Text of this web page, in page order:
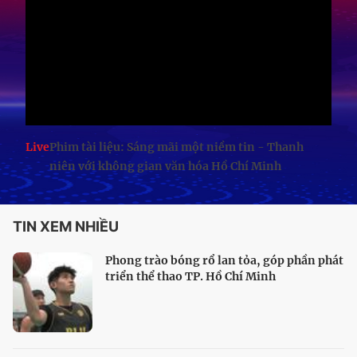
LivePhim tài liệu: Sáng mãi một niềm tin - Thanh
niên với không gian văn hóa Hồ Chí Minh
TIN XEM NHIỀU
Phong trào bóng rổ lan tỏa, góp phần phát
triển thể thao TP. Hồ Chí Minh